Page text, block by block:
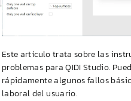
Este artículo trata sobre las
problemas paraQIDIStudio.
rápidamente algunos fallos
laboral del usuario.